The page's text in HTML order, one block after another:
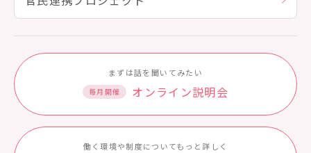
まずは話を聞いてみたい
毎月開催 オンライン説明会
働く環境や制度についてもっと詳しく